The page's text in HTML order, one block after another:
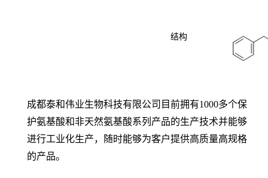
结构
成都泰和伟业生物科技有限公司目前拥有1000多个保
护氨基酸和非天然氨基酸系列产品的生产技术并能够
进行工业化生产，随时能够为客户提供高质量高规格
的产品。